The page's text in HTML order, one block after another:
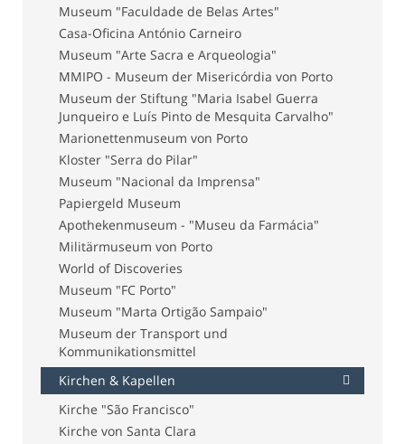
Museum "Faculdade de Belas Artes"
Casa-Oficina António Carneiro
Museum "Arte Sacra e Arqueologia"
MMIPO - Museum der Misericórdia von Porto
Museum der Stiftung "Maria Isabel Guerra
Junqueiro e Luís Pinto de Mesquita Carvalho"
Marionettenmuseum von Porto
Kloster "Serra do Pilar"
Museum "Nacional da Imprensa"
Papiergeld Museum
Apothekenmuseum - "Museu da Farmácia"
Militärmuseum von Porto
World of Discoveries
Museum "FC Porto"
Museum "Marta Ortigão Sampaio"
Museum der Transport und
Kommunikationsmittel
Kirchen & Kapellen
Kirche "São Francisco"
Kirche von Santa Clara